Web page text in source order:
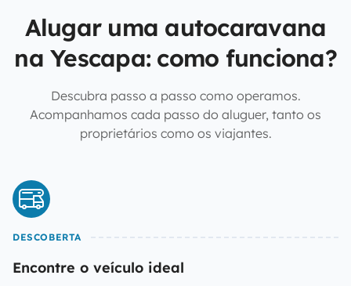
Alugar uma autocaravana
na Yescapa: como funciona?
Descubra passo a passo como operamos.
Acompanhamos cada passo do aluguer, tanto os
proprietários como os viajantes.
DESCOBERTA
Encontre o veículo ideal